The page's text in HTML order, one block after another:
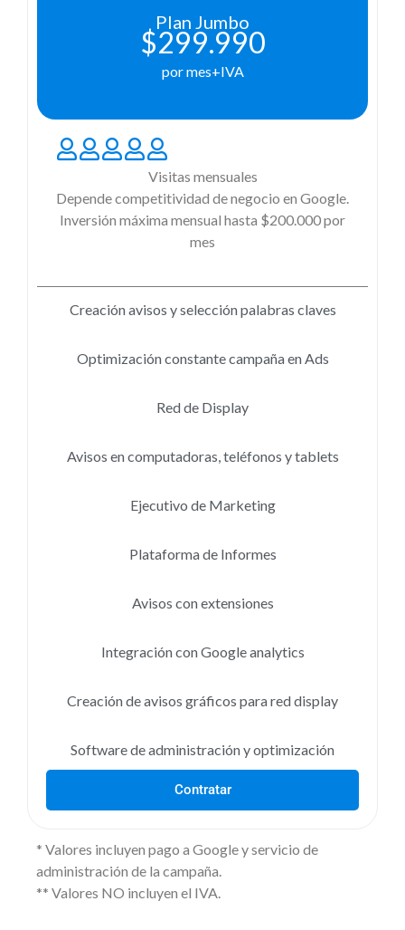
Plan Jumbo
$299.990
por mes+IVA
Visitas mensuales
Depende competitividad de negocio en Google.
Inversión máxima mensual hasta $200.000 por
mes
Creación avisos y selección palabras claves
Optimización constante campaña en Ads
Red de Display
Avisos en computadoras, teléfonos y tablets
Ejecutivo de Marketing
Plataforma de Informes
Avisos con extensiones
Integración con Google analytics
Creación de avisos gráficos para red display
Software de administración y optimización
Contratar
* Valores incluyen pago a Google y servicio de
administración de la campaña.
** Valores NO incluyen el IVA.